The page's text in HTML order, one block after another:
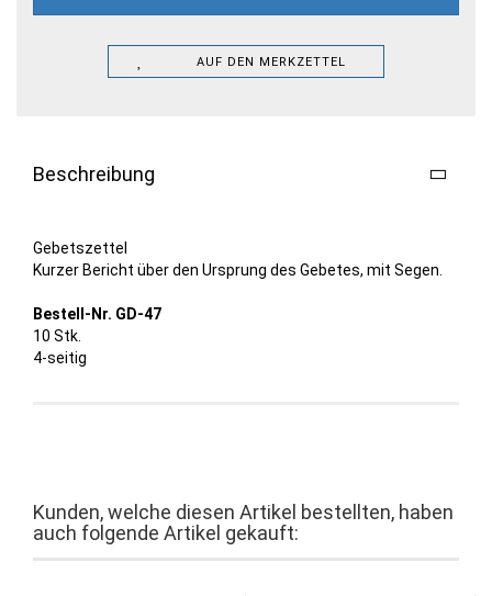
AUF DEN MERKZETTEL
Beschreibung
Gebetszettel
Kurzer Bericht über den Ursprung des Gebetes, mit Segen.
Bestell-Nr. GD-47
10 Stk.
4-seitig
Kunden, welche diesen Artikel bestellten, haben
auch folgende Artikel gekauft: